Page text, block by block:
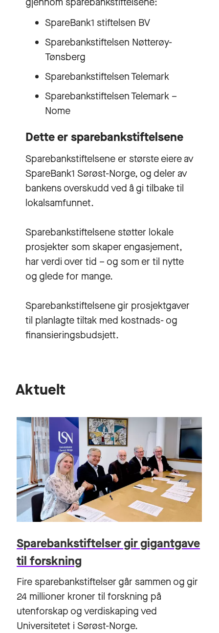
SpareBank1 stiftelsen BV
Sparebankstiftelsen Nøtterøy-
Tønsberg
Sparebankstiftelsen Telemark
Sparebankstiftelsen Telemark –
Nome
Dette er sparebankstiftelsene
Sparebankstiftelsene er største eiere av
SpareBank1 Sørøst-Norge, og deler av
bankens overskudd ved å gi tilbake til
lokalsamfunnet.
Sparebankstiftelsene støtter lokale
prosjekter som skaper engasjement,
har verdi over tid – og som er til nytte
og glede for mange.
Sparebankstiftelsene gir prosjektgaver
til planlagte tiltak med kostnads- og
finansieringsbudsjett.
Aktuelt
Sparebankstiftelser gir gigantgave
til forskning
Fire sparebankstiftelser går sammen og gir
24 millioner kroner til forskning på
utenforskap og verdiskaping ved
Universitetet i Sørøst-Norge.